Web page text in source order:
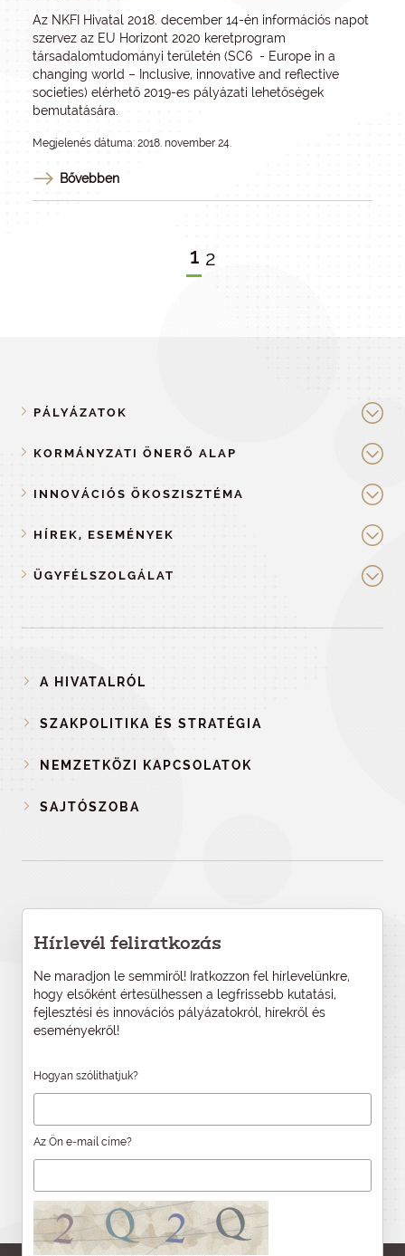
Az NKFI Hivatal 2018. december 14-én információs napot
szervez az EU Horizont 2020 keretprogram
társadalomtudományi területén (SC6 - Europe in a
changing world – Inclusive, innovative and reflective
societies) elérhető 2019-es pályázati lehetőségek
bemutatására.
Megjelenés dátuma: 2018. november 24.
Bővebben
1 2
PÁLYÁZATOK
KORMÁNYZATI ÖNERŐ ALAP
INNOVÁCIÓS ÖKOSZISZTÉMA
HÍREK, ESEMÉNYEK
ÜGYFÉLSZOLGÁLAT
A HIVATALRÓL
SZAKPOLITIKA ÉS STRATÉGIA
NEMZETKÖZI KAPCSOLATOK
SAJTÓSZOBA
Hírlevél feliratkozás
Ne maradjon le semmiről! Iratkozzon fel hírlevelünkre,
hogy elsőként értesülhessen a legfrissebb kutatási,
fejlesztési és innovációs pályázatokról, hírekről és
eseményekről!
Hogyan szólíthatjuk?
Az Ön e-mail címe?